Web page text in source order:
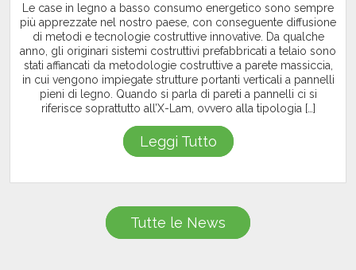
Le case in legno a basso consumo energetico sono sempre
più apprezzate nel nostro paese, con conseguente diffusione
di metodi e tecnologie costruttive innovative. Da qualche
anno, gli originari sistemi costruttivi prefabbricati a telaio sono
stati affiancati da metodologie costruttive a parete massiccia,
in cui vengono impiegate strutture portanti verticali a pannelli
pieni di legno. Quando si parla di pareti a pannelli ci si
riferisce soprattutto all’X-Lam, ovvero alla tipologia […]
Leggi Tutto
Tutte le News